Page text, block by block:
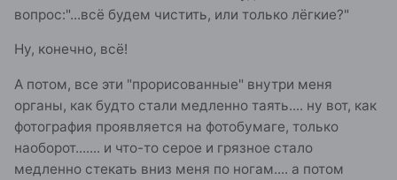
вопрос:"...всё будем чистить, или только лёгкие?"
Ну, конечно, всё!
А потом, все эти "прорисованные" внутри меня
органы, как будто стали медленно таять.... ну вот, как
фотография проявляется на фотобумаге, только
наоборот....... и что-то серое и грязное стало
медленно стекать вниз меня по ногам.... а потом